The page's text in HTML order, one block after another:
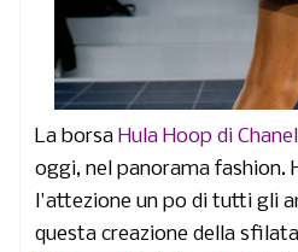
La borsaHula Hoop di
oggi, nel panorama fashion.
l'attezione un po di tutti gli
questa creazione della